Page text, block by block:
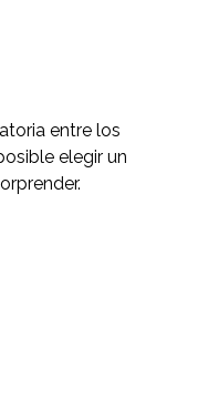
entre los
elegir un